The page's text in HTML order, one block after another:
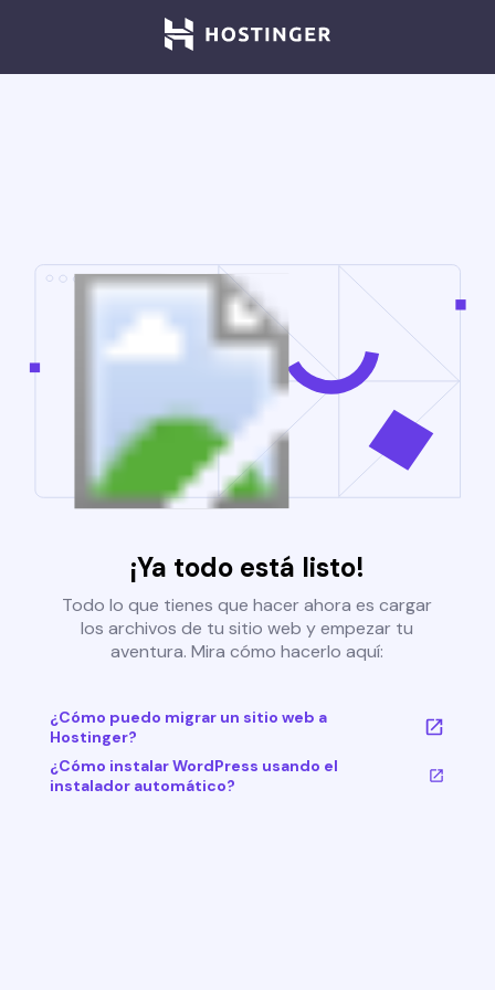
¡Ya todo está listo!
Todo lo que tienes que hacer ahora es cargar
los archivos de tu sitio web y empezar tu
aventura. Mira cómo hacerlo aquí:
¿Cómo puedo migrar un sitio web a
Hostinger?
¿Cómo instalar WordPress usando el
instalador automático?